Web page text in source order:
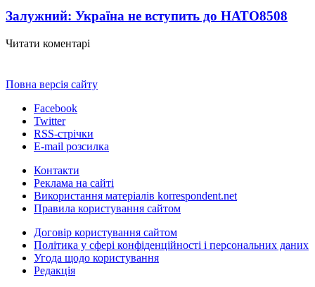
Залужний: Україна не вступить до НАТО8508
Читати коментарі
Повна версія сайту
Facebook
Twitter
RSS-стрічки
E-mail розсилка
Контакти
Реклама на сайті
Використання матеріалів korrespondent.net
Правила користування сайтом
Договір користування сайтом
Політика у сфері конфіденційності і персональних даних
Угода щодо користування
Редакція